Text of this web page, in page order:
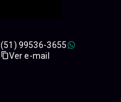
(51) 99536-3655
Ver e-mail